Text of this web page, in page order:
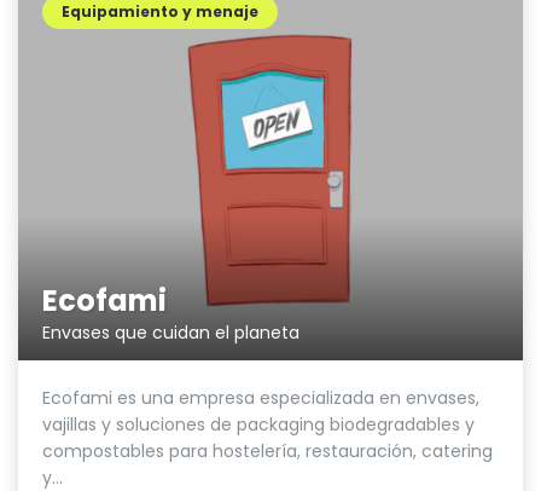
Ecofami
Envases que cuidan el planeta
Equipamiento y menaje
Ecofami es una empresa especializada en envases,
vajillas y soluciones de packaging biodegradables y
compostables para hostelería, restauración, catering
y...